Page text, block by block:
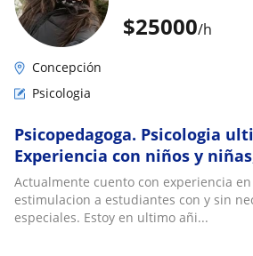
$25000/h
Concepción
Psicologia
Psicopedagoga. Psicologia
Experiencia con niños y
adultos mayores. Trabajo en
lectura. Preparacion para
hasta 8vo basico presencial y
Actualmente cuento con experiencia
estimulacion a estudiantes con y sin
especiales. Estoy en ultimo añi...